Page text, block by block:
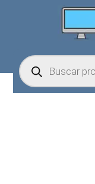
Búsqueda
de
productos